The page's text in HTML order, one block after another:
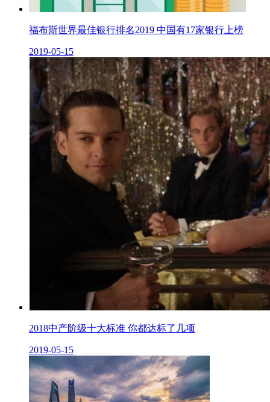
福布斯世界最佳银行排名2019 中国有17家银行上榜
2019-05-15
2018中产阶级十大标准 你都达标了几项
2019-05-15